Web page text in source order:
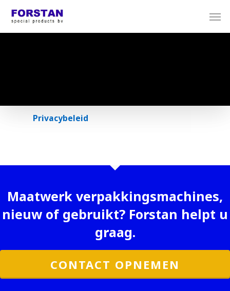
Privacybeleid
Maatwerk verpakkingsmachines,
nieuw of gebruikt? Forstan helpt u
graag.
CONTACT OPNEMEN